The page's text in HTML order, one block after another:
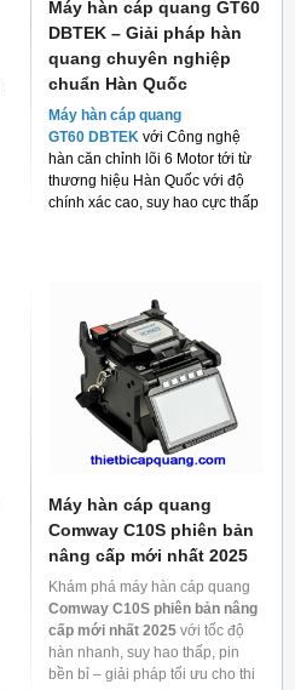
Máy hàn cáp quang GT60
DBTEK – Giải pháp hàn
quang chuyên nghiệp
chuẩn Hàn Quốc
Máy hàn cáp quang
GT60 DBTEK với Công nghệ
hàn căn chỉnh lõi 6 Motor tới từ
thương hiệu Hàn Quốc với độ
chính xác cao, suy hao cực thấp
Máy hàn cáp quang
Comway C10S phiên bản
nâng cấp mới nhất 2025
Khám phá máy hàn cáp quang
Comway C10S phiên bản nâng
cấp mới nhất 2025 với tốc độ
hàn nhanh, suy hao thấp, pin
bền bỉ – giải pháp tối ưu cho thi